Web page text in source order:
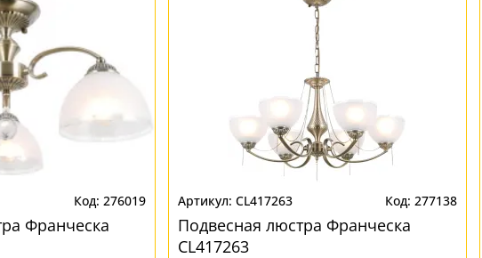
276019
Франческа
CL417263 277138
Подвесная люстра Франческа
CL417263